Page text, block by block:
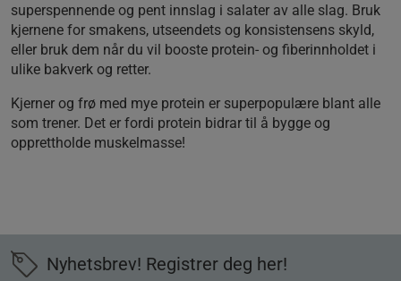
superspennende og pent innslag i salater av alle slag. Bruk
kjernene for smakens, utseendets og konsistensens skyld,
eller bruk dem når du vil booste protein- og fiberinnholdet i
ulike bakverk og retter.
Kjerner og frø med mye protein er superpopulære blant alle
som trener. Det er fordi protein bidrar til å bygge og
opprettholde muskelmasse!
Nyhetsbrev! Registrer deg her!